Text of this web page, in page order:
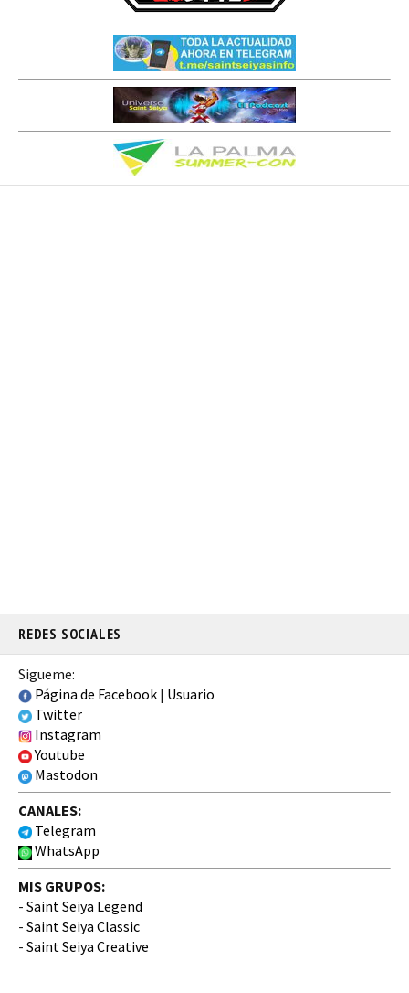
REDES SOCIALES
Sigueme:
Página de Facebook | Usuario
Twitter
Instagram
Youtube
Mastodon
CANALES:
Telegram
WhatsApp
MIS GRUPOS:
- Saint Seiya Legend
- Saint Seiya Classic
- Saint Seiya Creative